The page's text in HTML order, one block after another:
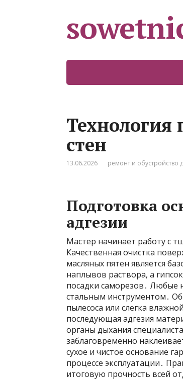
Технология
стен
13.06.2026 ремонт и обустройство
Подготовка
адгезии
Мастер начинает работу с
Качественная очистка
масляных пятен является
наплывов раствора, а
посадки саморезов․ Любые
стальным инструментом․
пылесоса или слегка
последующая адгезия
органы дыхания
заблаговременно
сухое и чистое основание
процессе эксплуатации․
итоговую прочность всей